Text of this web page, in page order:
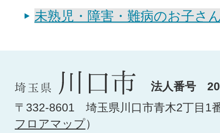
未熟児・障害・難病のお子さ
法人番号
〒332-8601 埼玉県川口市青木2丁目1
フロアマップ）